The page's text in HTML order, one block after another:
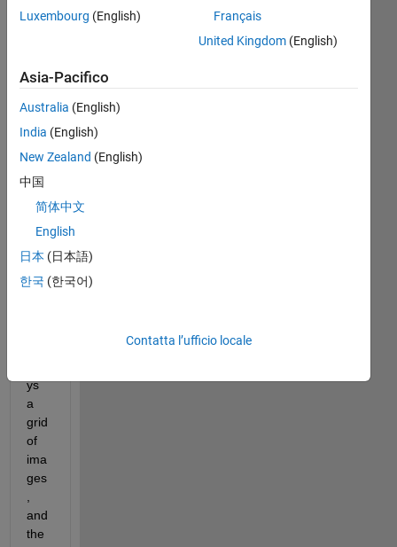
nee
...
my
GUI
ther
are
5
axe
ys
a
grid
of
ima
ges
and
the
Luxembourg (English)
Français
United Kingdom(English)
Asia-Pacifico
Australia (English)
India (English)
New Zealand (English)
中国
简体中文
English
日本 (日本語)
한국 (한국어)
Contatta l’ufficio locale